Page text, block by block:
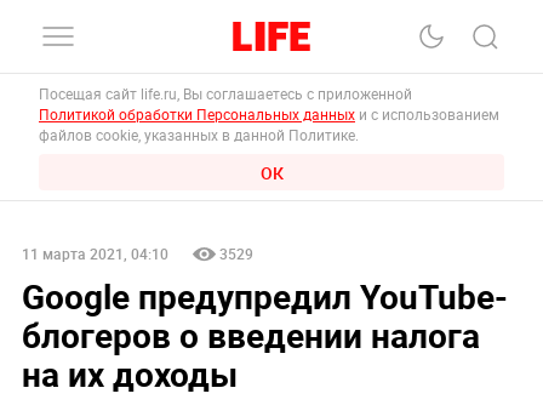
Посещая сайт life.ru, Вы соглашаетесь с приложенной
Политикой обработки Персональных данных и с использованием
файлов cookie, указанных в данной Политике.
ОК
11 марта 2021, 04:10 3529
Google предупредил YouTube-
блогеров о введении налога
на их доходы